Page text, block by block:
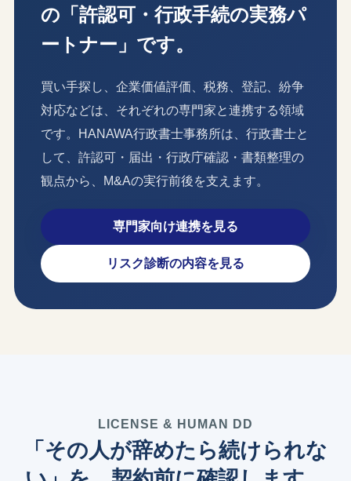
の「許認可・行政手続の実務パ
ートナー」です。
買い手探し、企業価値評価、税務、登記、紛争
対応などは、それぞれの専門家と連携する領域
です。HANAWA行政書士事務所は、行政書士と
して、許認可・届出・行政庁確認・書類整理の
観点から、M&Aの実行前後を支えます。
専門家向け連携を見る
リスク診断の内容を見る
LICENSE & HUMAN DD
「その人が辞めたら続けられな